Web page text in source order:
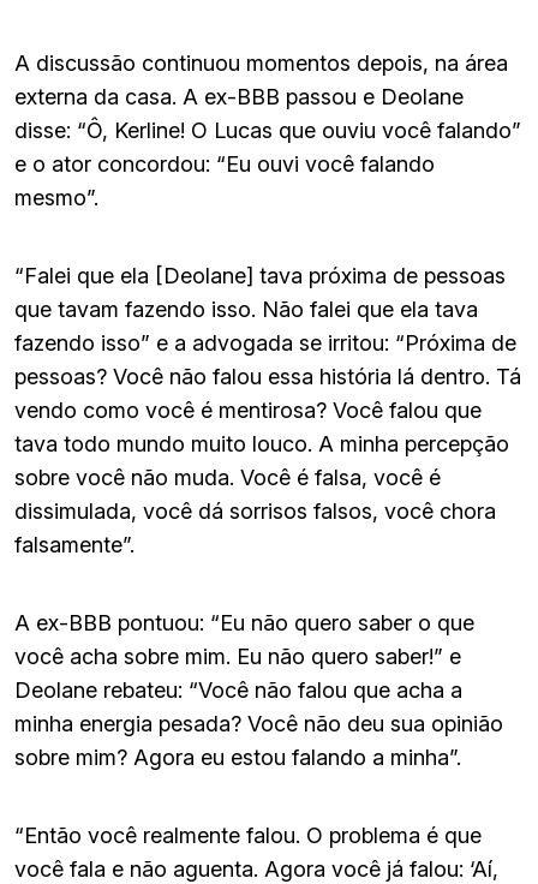
A discussão continuou momentos depois, na área
externa da casa. A ex-BBB passou e Deolane
disse: “Ô, Kerline! O Lucas que ouviu você falando”
e o ator concordou: “Eu ouvi você falando
mesmo”.
“Falei que ela [Deolane] tava próxima de pessoas
que tavam fazendo isso. Não falei que ela tava
fazendo isso” e a advogada se irritou: “Próxima de
pessoas? Você não falou essa história lá dentro. Tá
vendo como você é mentirosa? Você falou que
tava todo mundo muito louco. A minha percepção
sobre você não muda. Você é falsa, você é
dissimulada, você dá sorrisos falsos, você chora
falsamente”.
A ex-BBB pontuou: “Eu não quero saber o que
você acha sobre mim. Eu não quero saber!” e
Deolane rebateu: “Você não falou que acha a
minha energia pesada? Você não deu sua opinião
sobre mim? Agora eu estou falando a minha”.
“Então você realmente falou. O problema é que
você fala e não aguenta. Agora você já falou: ‘Aí,